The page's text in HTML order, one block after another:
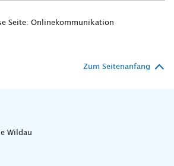
Seite: Onlinekommunikation
Zum Seitenanfang
Wildau